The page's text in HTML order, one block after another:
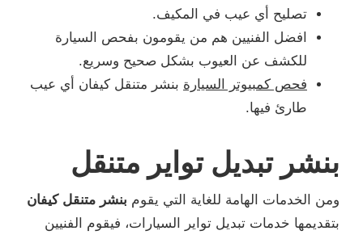
تصليح أي عيب في المكيف.
افضل الفنيين هم من يقومون بفحص السيارة
للكشف عن العيوب بشكل صحيح وسريع.
فحص كمبيوتر السيارة بنشر متنقل كيفان أي عيب
طارئ فيها.
بنشر تبديل تواير متنقل
ومن الخدمات الهامة للغاية التي يقوم بنشر متنقل كيفان
بتقديمها خدمات تبديل تواير السيارات، فيقوم الفنيين